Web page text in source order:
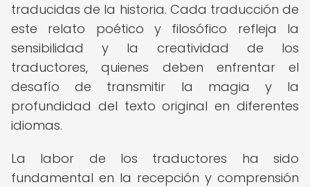
traducidas de la historia. Cada traducción de
este relato poético y filosófico refleja la
sensibilidad y la creatividad de los
traductores, quienes deben enfrentar el
desafío de transmitir la magia y la
profundidad del texto original en diferentes
idiomas.
La labor de los traductores ha sido
fundamental en la recepción y comprensión